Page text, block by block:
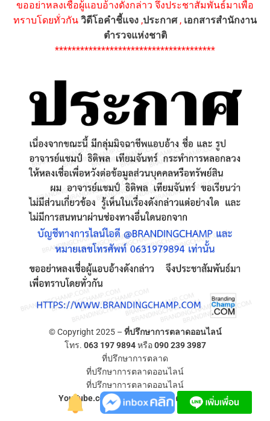
ขออย่าหลงเชื่อผู้แอบอ้างดังกล่าว จึงประชาสัมพันธ์มาเพื่อ
ทราบโดยทั่วกัน วิดีโอคำชี้แจง ,ประกาศ, เอกสารสำนักงาน
ตำรวจแห่งชาติ
**************************************
© Copyright 2025 – ที่ปรึกษาการตลาดออนไลน์
โทร. 063 197 9894หรือ090 239 3987
ที่ปรึกษาการตลาด
ที่ปรึกษาการตลาดออนไลน์
ที่ปรึกษาการตลาดออนไลน์
YouTube.com/ที่ปรึกษาการตลาดออนไลน์